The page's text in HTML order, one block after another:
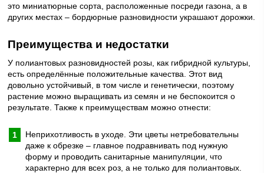
это миниатюрные сорта, расположенные посреди газона, а в
других местах – бордюрные разновидности украшают дорожки.
Преимущества и недостатки
У полиантовых разновидностей розы, как гибридной культуры,
есть определённые положительные качества. Этот вид
довольно устойчивый, в том числе и генетически, поэтому
растение можно выращивать из семян и не беспокоится о
результате. Также к преимуществам можно отнести:
Неприхотливость в уходе. Эти цветы нетребовательны
даже к обрезке – главное подравнивать под нужную
форму и проводить санитарные манипуляции, что
характерно для всех роз, а не только для полиантовых.